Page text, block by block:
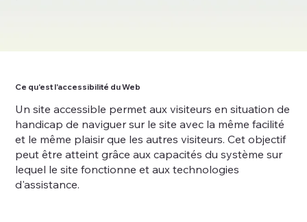
Ce qu'est l'accessibilité du Web
Un site accessible permet aux visiteurs en situation de
handicap de naviguer sur le site avec la même facilité
et le même plaisir que les autres visiteurs. Cet objectif
peut être atteint grâce aux capacités du système sur
lequel le site fonctionne et aux technologies
d'assistance.